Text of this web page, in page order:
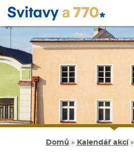
k
hlavnímu
obsahu
Domů » Kalendář akcí »